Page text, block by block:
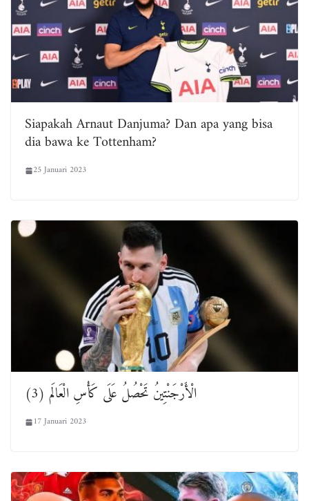
Siapakah Arnaut Danjuma? Dan apa yang bisa
dia bawa ke Tottenham?
25 Januari 2023
الْأَرْجَنْتِينُ تَحْصُلُ عَلَى كَأْسِ الْعَالَم (3)
17 Januari 2023